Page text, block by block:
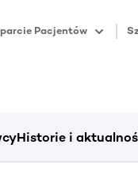
Pacjentów
Historie i